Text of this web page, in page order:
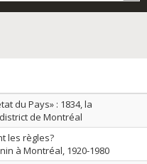
croissant
du Pays» : 1834, la
de Montréal
les règles?
à Montréal, 1920-1980